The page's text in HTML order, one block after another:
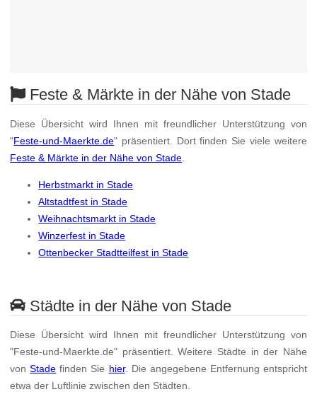
Feste & Märkte in der Nähe von Stade
Diese Übersicht wird Ihnen mit freundlicher Unterstützung von
"Feste-und-Maerkte.de" präsentiert. Dort finden Sie viele weitere
Feste & Märkte in der Nähe von Stade
Herbstmarkt in Stade
Altstadtfest in Stade
Weihnachtsmarkt in Stade
Winzerfest in Stade
Ottenbecker Stadtteilfest in Stade
Städte in der Nähe von Stade
Diese Übersicht wird Ihnen mit freundlicher Unterstützung von
"Feste-und-Maerkte.de" präsentiert. Weitere Städte in der Nähe
vonStade finden Sie hier. Die angegebene Entfernung entspricht
etwa der Luftlinie zwischen den Städten.